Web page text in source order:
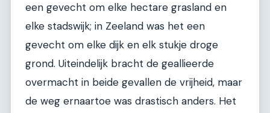
een gevecht om elke hectare grasland en
elke stadswijk; in Zeeland was het een
gevecht om elke dijk en elk stukje droge
grond. Uiteindelijk bracht de geallieerde
overmacht in beide gevallen de vrijheid, maar
de weg ernaartoe was drastisch anders. Het